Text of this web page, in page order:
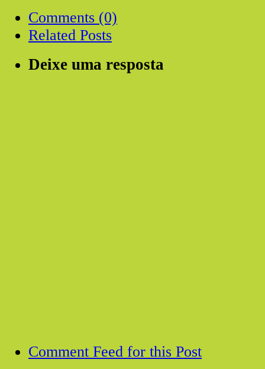
Comments (0)
Related Posts
Deixe uma resposta
Comment Feed for this Post